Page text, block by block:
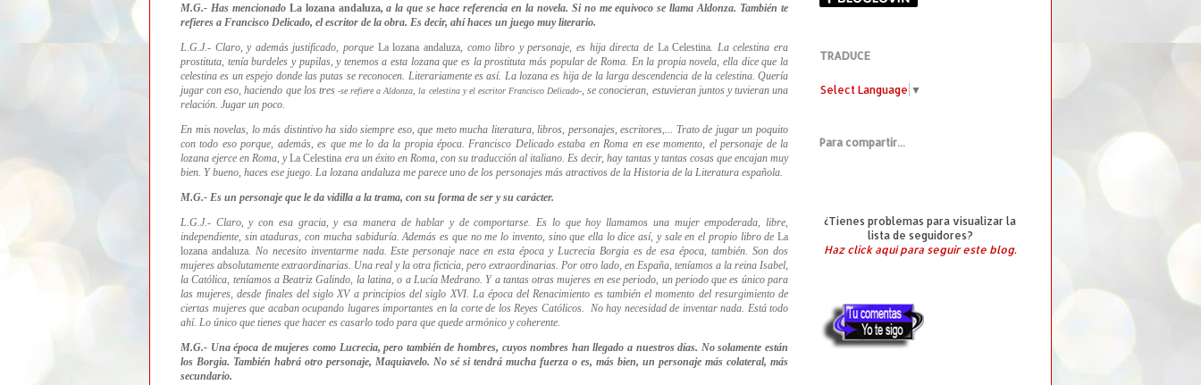
M.G.- Has mencionado La lozana andaluza, a la que se hace referencia en la novela. Si no me equivoco se llama Aldonza. También te
refieres a Francisco Delicado, el escritor de la obra. Es decir, ahí haces un juego muy literario.
L.G.J.- Claro, y además justificado, porque La lozana andaluza, como libro y personaje, es hija directa de La Celestina . La celestina era
prostituta, tenía burdeles y pupilas, y tenemos a esta lozana que es la prostituta más popular de Roma. En la propia novela, ella dice que la
celestina es un espejo donde las putas se reconocen. Literariamente es así. La lozana es hija de la larga descendencia de la celestina. Quería
jugar con eso, haciendo que los tres -se refiere a Aldonza, la celestina y el escritor Francisco Delicado- , se conocieran, estuvieran juntos y tuvieran una
relación. Jugar un poco.
En mis novelas, lo más distintivo ha sido siempre eso, que meto mucha literatura, libros, personajes, escritores,... Trato de jugar un poquito
con todo eso porque, además, es que me lo da la propia época. Francisco Delicado estaba en Roma en ese momento, el personaje de la
lozana ejerce en Roma, yLa Celestina era un éxito en Roma, con su traducción al italiano. Es decir, hay tantas y tantas cosas que encajan muy
bien. Y bueno, haces ese juego. La lozana andaluza me parece uno de los personajes más atractivos de la Historia de la Literatura española.
M.G.- Es un personaje que le da vidilla a la trama, con su forma de ser y su carácter.
L.G.J.- Claro, y con esa gracia, y esa manera de hablar y de comportarse. Es lo quehoy llamamos una mujer empoderada, libre,
independiente, sin ataduras, con mucha sabiduría. Además es que no me lo invento, sino que ella lo dice así, y sale en el propio libro de La
lozana andaluza. No necesito inventarme nada. Este personaje nace en esta época y Lucrecia Borgia es de esa época, también. Son dos
mujeres absolutamente extraordinarias. Una real y la otra ficticia, pero extraordinarias. Por otro lado, en España, teníamos a la reina Isabel,
la Católica, teníamos a Beatriz Galindo, la latina, o a Lucía Medrano. Y a tantas otras mujeres en ese periodo, un periodo que es único para
las mujeres, desde finales del siglo XV a principios del siglo XVI. La época del Renacimiento es también el momento del resurgimiento de
ciertas mujeres que acaban ocupando lugares importantes en la corte de los Reyes Católicos.
No hay necesidad de inventar nada. Está todo
ahí. Lo único que tienes que hacer es casarlo todo para que quede armónico y coherente.
M.G.- Una época de mujeres como Lucrecia, pero también de hombres, cuyos nombres han llegado a nuestros días. No solamente están
los Borgia. También habrá otro personaje, Maquiavelo. No sé si tendrá mucha fuerza o es, más bien, un personaje más colateral, más
secundario.
TRADUCE
Select Language ▼
Para compartir...
¿Tienes problemas para visualizar la
lista de seguidores?
Haz click aquí para seguir este blog.